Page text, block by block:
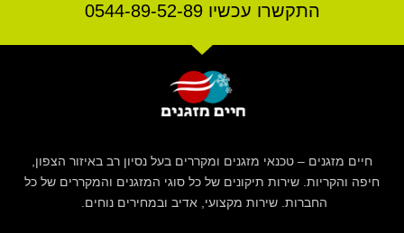
התקשרו עכשיו 0544-89-52-89
חיים מזגנים – טכנאי מזגנים ומקררים בעל נסיון רב באיזור הצפון,
חיפה והקריות. שירות תיקונים של כל סוגי המזגנים והמקררים של כל
החברות. שירות מקצועי, אדיב ובמחירים נוחים.